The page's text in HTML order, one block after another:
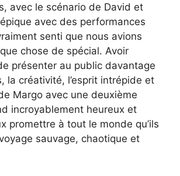
avec le scénario de David et
avec des performances
senti que nous avions
chose de spécial. Avoir
présenter au public davantage
la créativité, l’esprit intrépide et
Margo avec une deuxième
incroyablement heureux et
promettre à tout le monde qu’ils
sauvage, chaotique et